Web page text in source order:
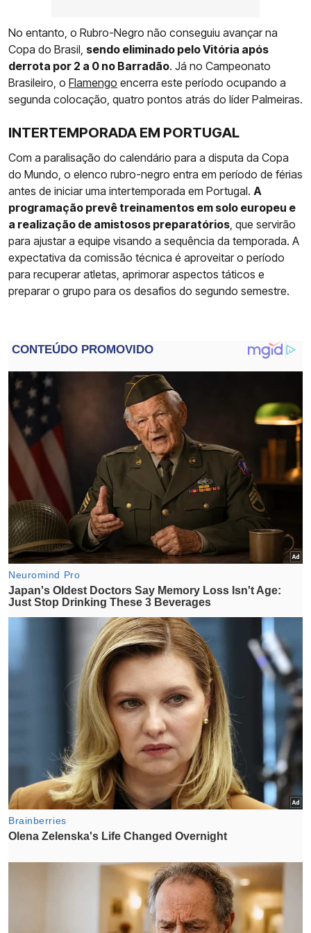
No entanto, o Rubro-Negro não conseguiu avançar na
Copa do Brasil, sendo eliminado pelo Vitória após
derrota por 2 a 0 no Barradão. Já no Campeonato
Brasileiro, o Flamengo encerra este período ocupando a
segunda colocação, quatro pontos atrás do líder Palmeiras.
INTERTEMPORADA EM PORTUGAL
Com a paralisação do calendário para a disputa da Copa
do Mundo, o elenco rubro-negro entra em período de férias
antes de iniciar uma intertemporada em Portugal. A
programação prevê treinamentos em solo europeu e
a realização de amistosos preparatórios , que servirão
para ajustar a equipe visando a sequência da temporada. A
expectativa da comissão técnica é aproveitar o período
para recuperar atletas, aprimorar aspectos táticos e
preparar o grupo para os desafios do segundo semestre.